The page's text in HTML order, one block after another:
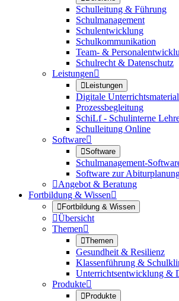
Schulleitung & Führung
Schulmanagement
Schulentwicklung
Schulkommunikation
Team- &
Schulrecht & Datenschutz
Leistungen
Leistungen
Digitale
Prozessbegleitung
SchiLf - Schulinterne
Schulleitung Online
Software
Software
Schulmanagement-
Software zur
Angebot & Beratung
Fortbildung & Wissen
Fortbildung & Wissen
Übersicht
Themen
Themen
Gesundheit & Resilienz
Klassenführung &
Unterrichtsentwicklung &
Produkte
Produkte